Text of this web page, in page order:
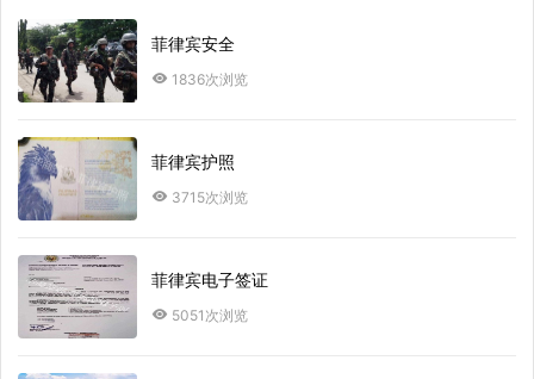
菲律宾安全
1836次浏览
菲律宾护照
3715次浏览
菲律宾电子签证
5051次浏览